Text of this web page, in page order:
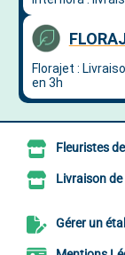
Fleuristes
Livraison de
Gérer un